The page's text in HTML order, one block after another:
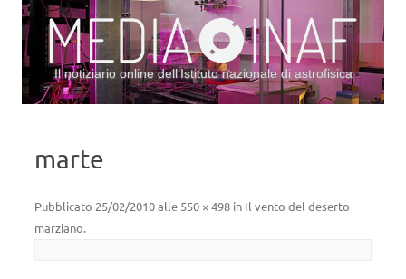
Il notiziario online dell’Istituto nazionale di astrofisica
marte
Pubblicato 25/02/2010alle 550 × 498 in Il vento del deserto
marziano.